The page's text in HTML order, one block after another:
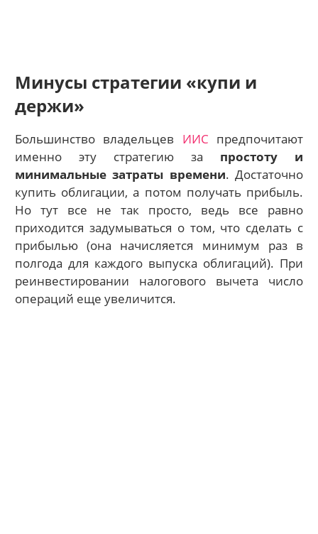
Минусы стратегии «купи и
держи»
Большинство владельцев ИИС предпочитают
именно эту стратегию за простоту и
минимальные затраты времени. Достаточно
купить облигации, а потом получать прибыль.
Но тут все не так просто, ведь все равно
приходится задумываться о том, что сделать с
прибылью (она начисляется минимум раз в
полгода для каждого выпуска облигаций). При
реинвестировании налогового вычета число
операций еще увеличится.